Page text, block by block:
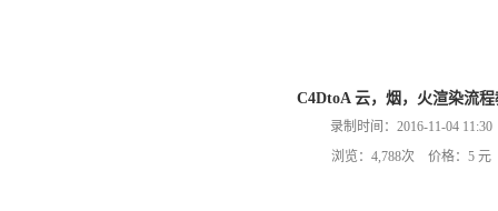
C4DtoA 云，烟，火渲染流程
录制时间：2016-11-04 11:30
浏览：4,788次 价格：5 元